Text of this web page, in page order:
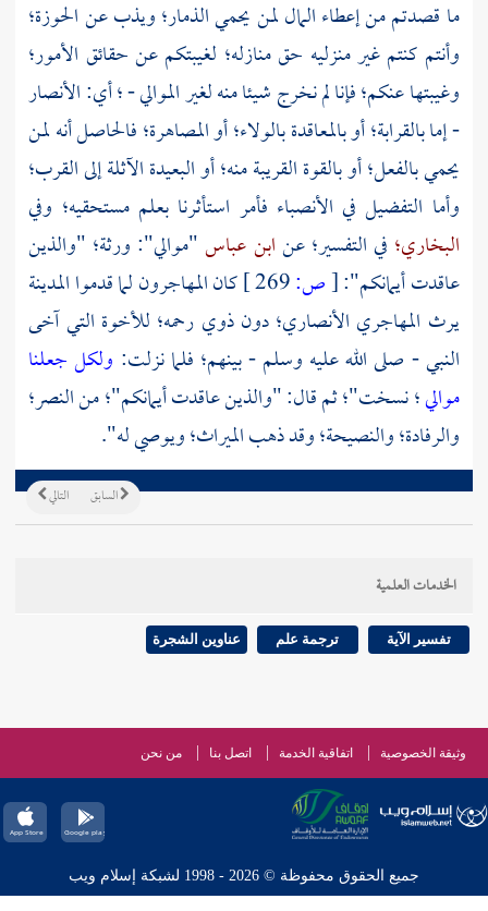
ما قصدتم من إعطاء المال لمن يحمي الذمار؛ ويذب عن الحوزة؛
وأنتم كنتم غير منزليه حق منازله؛ لغيبتكم عن حقائق الأمور؛
وغيبتها عنكم؛ فإنا لم نخرج شيئا منه لغير الموالي - ؛ أي:الأنصار
- إما بالقرابة؛ أو بالمعاقدة بالولاء؛ أو المصاهرة؛ فالحاصل أنه لمن
يحمي بالفعل؛ أو بالقوة القريبة منه؛ أو البعيدة الآثلة إلى القرب؛
وأما التفضيل في الأنصباء فأمر استأثرنا بعلم مستحقيه؛ وفي
البخاري؛ في التفسير؛ عنابن عباس"موالي": ورثة؛ "والذين
عاقدت أيمانكم":[ص: كانالمهاجرونلما قدمواالمدينة
يرث المهاجري الأنصاري؛ دون ذوي رحمه؛ للأخوة التي آخى
النبي - صلى الله عليه وسلم - بينهم؛ فلما نزلت: ولكل جعلنا
موالي؛ نسخت"؛ ثم قال: "والذين عاقدت أيمانكم"؛ من النصر؛
والرفادة؛ والنصيحة؛ وقد ذهب الميراث؛ ويوصي له".
التالي السابق
الخدمات العلمية
تفسير الآية ترجمة علم عناوين الشجرة
وثيقة الخصوصية اتفاقية الخدمة اتصل بنا من نحن
جميع الحقوق محفوظة © 2026 - 1998 لشبكة إسلام ويب